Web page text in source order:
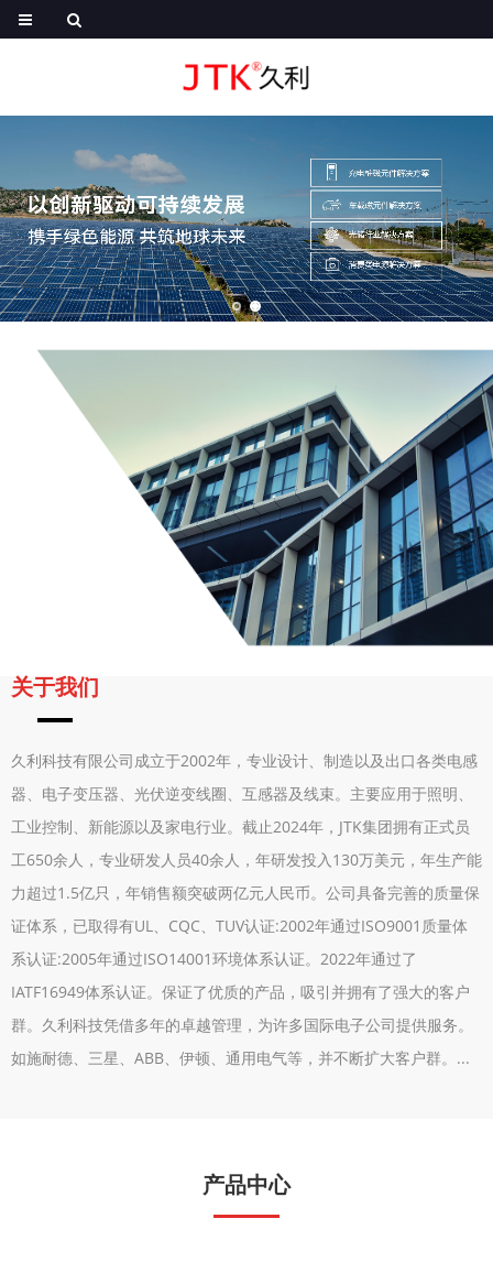
关于我们
久利科技有限公司成立于2002年，专业设计、制造以及出口各类电感
器、电子变压器、光伏逆变线圈、互感器及线束。主要应用于照明、
工业控制、新能源以及家电行业。截止2024年，JTK集团拥有正式员
工650余人，专业研发人员40余人，年研发投入130万美元，年生产能
力超过1.5亿只，年销售额突破两亿元人民币。公司具备完善的质量保
证体系，已取得有UL、CQC、TUV认证:2002年通过ISO9001质量体
系认证:2005年通过ISO14001环境体系认证。2022年通过了
IATF16949体系认证。保证了优质的产品，吸引并拥有了强大的客户
群。久利科技凭借多年的卓越管理，为许多国际电子公司提供服务。
如施耐德、三星、ABB、伊顿、通用电气等，并不断扩大客户群。...
产品中心